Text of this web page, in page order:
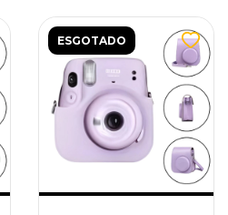
ESGOTADO